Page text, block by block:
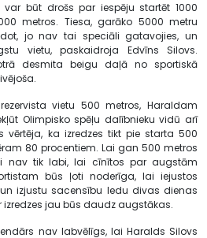
būt drošs par iespēju startēt 1000
metros. Tiesa, garāko 5000 metru
jo nav tai speciāli gatavojies, un
vietu, paskaidroja Edvīns Silovs.
desmita beigu daļā no sportiskā
vietu 500 metros, Haraldam
Olimpisko spēļu dalībnieku vidū arī
vērtēja, ka izredzes tikt pie starta 500
80 procentiem. Lai gan 500 metros
nav tik labi, lai cīnītos par augstām
būs ļoti noderīga, lai iejustos
izjustu sacensību ledu divas dienas
izredzes jau būs daudz augstākas.
nav labvēlīgs, lai Haralds Silovs